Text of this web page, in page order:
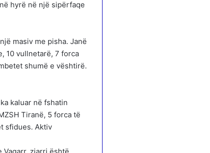
hyrë në një sipërfaqe
masiv me pisha. Janë
10 vullnetarë, 7 forca
shumë e vështirë.
kaluar në fshatin
Tiranë, 5 forca të
sfidues. Aktiv